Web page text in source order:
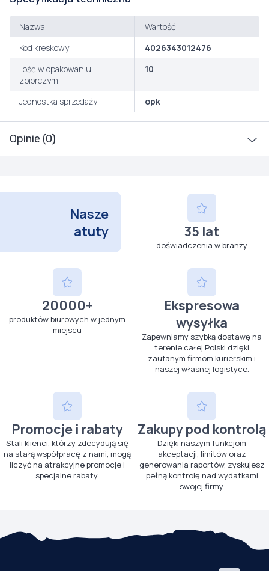
Opinie (0)
Nazwa
Wartość
Kod kreskowy
4026343012476
Ilość w opakowaniu
zbiorczym
10
Jednostka sprzedaży opk
Nasze
atuty
35 lat
doświadczenia w branży
20000+
produktów biurowych w jednym
miejscu
Ekspresowa
wysyłka
Zapewniamy szybką dostawę na
terenie całej Polski dzięki
zaufanym firmom kurierskim i
naszej własnej logistyce.
Promocje i rabaty
Stali klienci, którzy zdecydują się
na stałą współpracę z nami, mogą
liczyć na atrakcyjne promocje i
specjalne rabaty.
Zakupy pod kontrolą
Dzięki naszym funkcjom
akceptacji, limitów oraz
generowania raportów, zyskujesz
pełną kontrolę nad wydatkami
swojej firmy.